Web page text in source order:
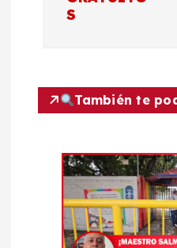
n
S
También te